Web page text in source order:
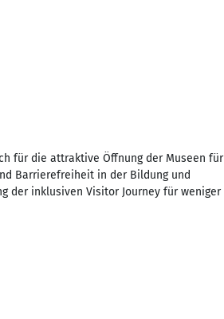
für die attraktive Öffnung der Museen für
Barrierefreiheit in der Bildung und
der inklusiven Visitor Journey für weniger